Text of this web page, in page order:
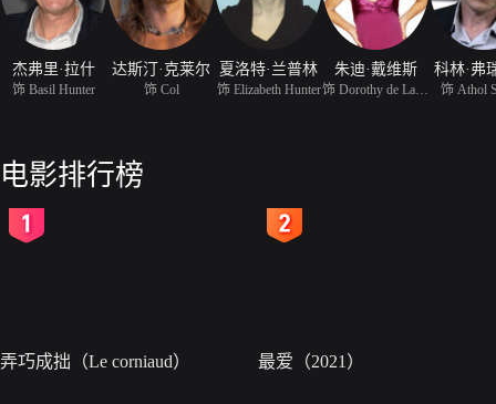
杰弗里·拉什
饰 Basil Hunter
达斯汀·克莱尔
饰 Col
夏洛特·兰普林
饰 Elizabeth Hunter
朱迪·戴维斯 科林·弗
饰 Athol
电影排行榜
弄巧成拙（Le corniaud） 最爱（2021）